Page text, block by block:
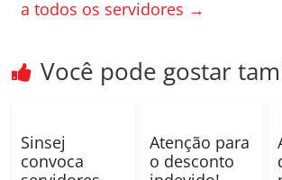
a todos os servidores →
Você pode gostar
Sinsej
convoca
Atenção para
o desconto